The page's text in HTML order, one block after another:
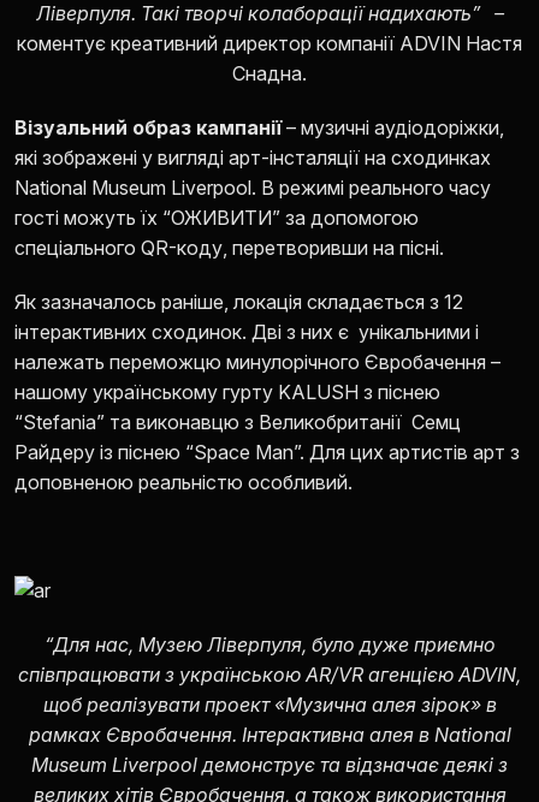
Ліверпуля. Такі творчі колаборації надихають” –
коментує креативний директор компанії ADVIN Настя
Снадна.
Візуальний образ кампанії– музичні аудіодоріжки,
які зображені у вигляді арт-інсталяції на сходинках
National Museum Liverpool. В режимі реального часу
гості можуть їх “ОЖИВИТИ” за допомогою
спеціального QR-коду, перетворивши на пісні.
Як зазначалось раніше, локація складається з 12
інтерактивних сходинок. Дві з них є унікальними і
належать переможцю минулорічного Євробачення –
нашому українському гурту KALUSH з піснею
“Stefania” та виконавцю з Великобританії Семц
Райдеру із піснею “Space Man”. Для цих артистів арт з
доповненою реальністю особливий.
“Для нас, Музею Ліверпуля, було дуже приємно
співпрацювати з українською AR/VR агенцією ADVIN,
щоб реалізувати проект «Музична алея зірок» в
рамках Євробачення. Інтерактивна алея в National
Museum Liverpool демонструє та відзначає деякі з
великих хітів Євробачення, а також використання